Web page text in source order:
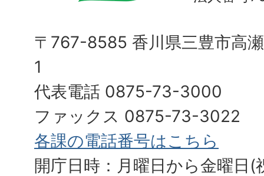
〒767-8585 香川県三豊市高
1
代表電話 0875-73-3000
ファックス 0875-73-3022
各課の電話番号はこちら
開庁日時：月曜日から金曜日(